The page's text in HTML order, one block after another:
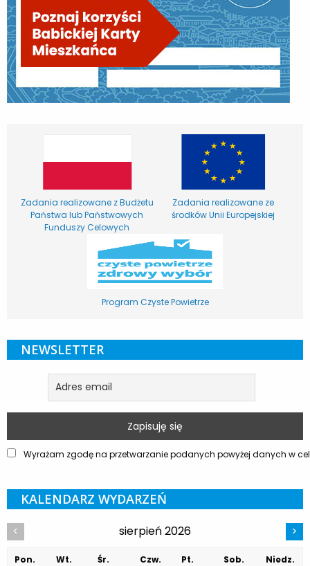
Zadania realizowane z Budżetu
Państwa lub Państwowych
Funduszy Celowych
Zadania realizowane ze
środków Unii Europejskiej
Program Czyste Powietrze
NEWSLETTER
Wyrażam zgodę na przetwarzanie podanych powyżej danych w
KALENDARZ WYDARZEŃ
< sierpień 2026 >
Pon. Wt. Śr. Czw. Pt. Sob.
Niedz.